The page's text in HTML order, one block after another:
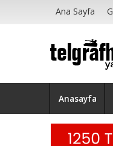
Ana Sayfa
Anasayfa